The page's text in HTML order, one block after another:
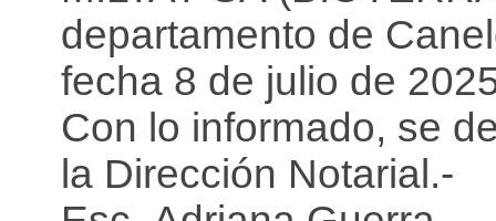
departamento de
fecha 8 de julio de
Con lo informado, se
la Dirección Notarial.-